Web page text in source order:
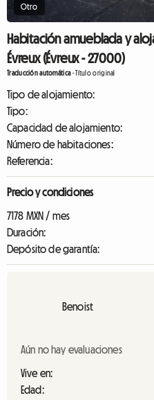
Otro
Habitación amueblada y
Évreux (Évreux - 27000)
Traducción automática-Título original
Tipo de alojamiento:
Tipo:
Capacidad de alojamiento:
Número de habitaciones:
Referencia:
Precio y condiciones
7178 MXN / mes
Duración:
Depósito de garantía:
Benoist
Aún no hay evaluaciones
Vive en:
Edad: